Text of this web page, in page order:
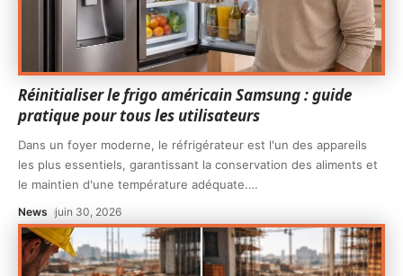
Réinitialiser le frigo américain Samsung : guide
pratique pour tous les utilisateurs
Dans un foyer moderne, le réfrigérateur est l'un des appareils
les plus essentiels, garantissant la conservation des aliments et
le maintien d'une température adéquate.…
News juin 30, 2026